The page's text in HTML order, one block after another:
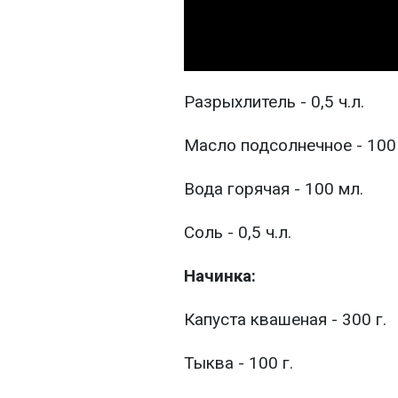
Разрыхлитель - 0,5 ч.л.
Масло подсолнечное -
Вода горячая - 100 мл.
Соль - 0,5 ч.л.
Начинка:
Капуста квашеная - 300 г.
Тыква - 100 г.